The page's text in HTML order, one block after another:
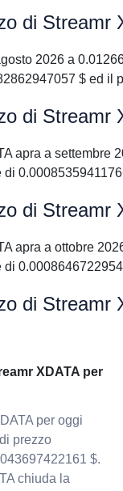
di Streamr
2026 a
$ ed il
di Streamr
apra a settembre
di
di Streamr
apra a ottobre
di
di Streamr
XDATA per
per oggi
prezzo
$.
chiuda la